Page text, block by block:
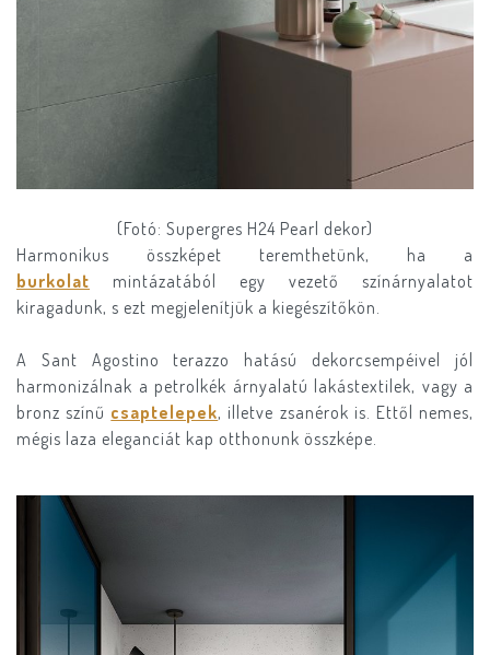
(Fotó: Supergres H24 Pearl dekor)
Harmonikus összképet teremthetünk, ha a
burkolat mintázatából egy vezető színárnyalatot
kiragadunk, s ezt megjelenítjük a kiegészítőkön.
A Sant Agostino terazzo hatású dekorcsempéivel jól
harmonizálnak a petrolkék árnyalatú lakástextilek, vagy a
bronz színű csaptelepek, illetve zsanérok is. Ettől nemes,
mégis laza eleganciát kap otthonunk összképe.